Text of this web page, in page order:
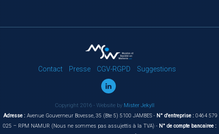
Contact Presse CGV-RGPD Suggestions
Copyright 2016 - Website byMister Jekyll
Adresse :Avenue Gouverneur Bovesse, 35 (Bte 5) 5100 JAMBES -N° d'entreprise :0464 579
025 – RPM NAMUR (Nous ne sommes pas assujettis à la TVA) -N° de compte bancairee :